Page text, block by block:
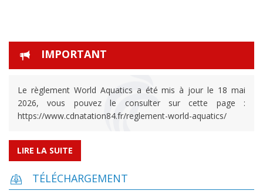
IMPORTANT
Le règlement World Aquatics a été mis à jour le 18 mai
2026, vous pouvez le consulter sur cette page :
https://www.cdnatation84.fr/reglement-world-aquatics/
LIRE LA SUITE
TÉLÉCHARGEMENT